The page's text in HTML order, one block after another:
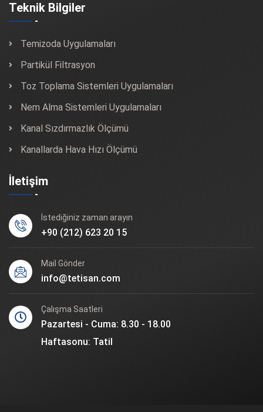
Teknik Bilgiler
Temizoda Uygulamaları
Partikül Filtrasyon
Toz Toplama Sistemleri Uygulamaları
Nem Alma Sistemleri Uygulamaları
Kanal Sızdırmazlık Ölçümü
Kanallarda Hava Hızı Ölçümü
İletişim
İstediğiniz zaman arayın
+90 (212) 623 20 15
Mail Gönder
info@tetisan.com
Çalışma Saatleri
Pazartesi - Cuma: 8.30 - 18.00
Haftasonu: Tatil